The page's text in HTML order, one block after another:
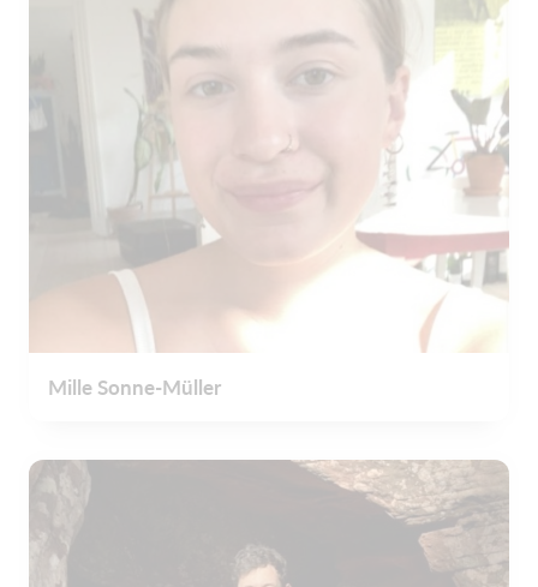
Mille Sonne-Müller